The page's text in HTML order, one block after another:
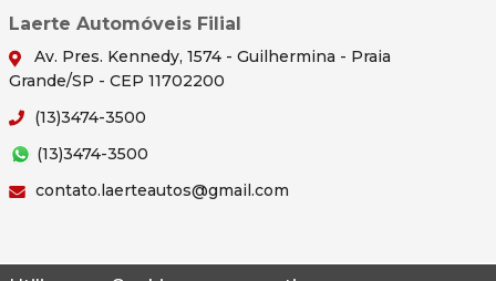
Laerte Automóveis Filial
Av. Pres. Kennedy, 1574 - Guilhermina - Praia
Grande/SP - CEP 11702200
(13)3474-3500
(13)3474-3500
contato.laerteautos@gmail.com